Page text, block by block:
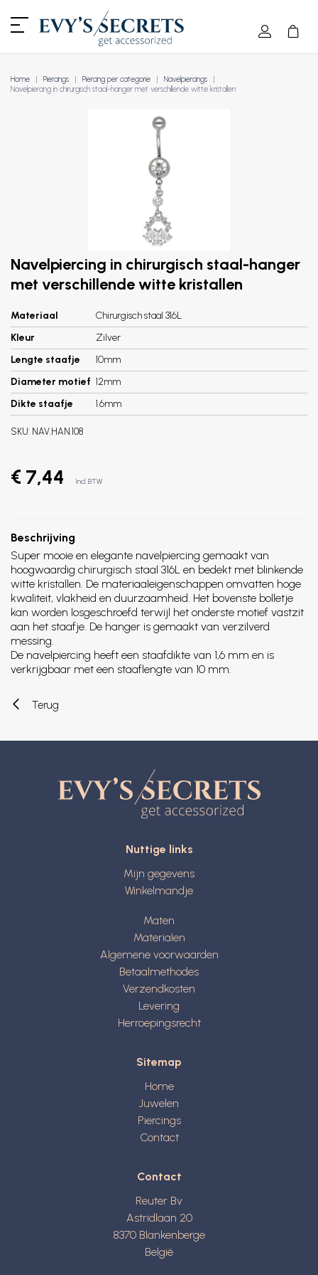
Home Piercings Piercing per categorie
Navelpiercings
Navelpiercing in chirurgisch staal-hanger met verschillende witte kristallen
Navelpiercing in chirurgisch staal-hanger
met verschillende witte kristallen
Materiaal
Chirurgisch staal 316L
Kleur
Zilver
Lengte staafje
10mm
Diameter motief 12mm
Dikte staafje
1.6mm
SKU: NAV.HAN.108
€ 7,44 Incl. BTW
Beschrijving
Super mooie en elegante navelpiercing gemaakt van
hoogwaardig chirurgisch staal 316L en bedekt met blinkende
witte kristallen. De materiaaleigenschappen omvatten hoge
kwaliteit, vlakheid en duurzaamheid. Het bovenste bolletje
kan worden losgeschroefd terwijl het onderste motief vastzit
aan het staafje. De hanger is gemaakt van verzilverd
messing.
De navelpiercing heeft een staafdikte van 1,6 mm en is
verkrijgbaar met een staaflengte van 10 mm.
Terug
Nuttige links
Mijn gegevens
Winkelmandje
Maten
Materialen
Algemene voorwaarden
Betaalmethodes
Verzendkosten
Levering
Herroepingsrecht
Sitemap
Home
Juwelen
Piercings
Contact
Contact
Reuter Bv
Astridlaan 20
8370 Blankenberge
België